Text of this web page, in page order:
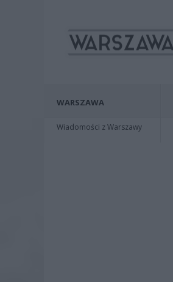
WARSZAWA
Wiadomości z Warszawy